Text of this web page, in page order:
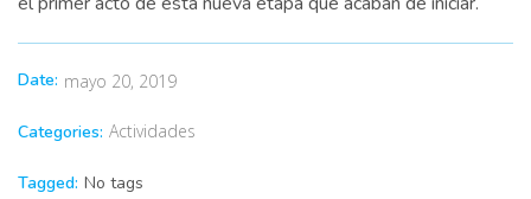
Date: mayo 20, 2019
Categories: Actividades
Tagged: No tags